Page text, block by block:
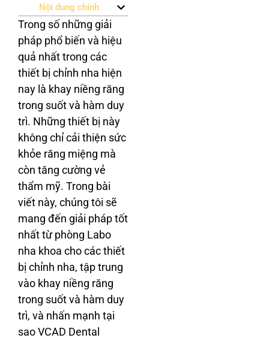
Nội dung chính
Trong số những giải
pháp phổ biến và hiệu
quả nhất trong các
thiết bị chỉnh nha hiện
nay là khay niềng răng
trong suốt và hàm duy
trì. Những thiết bị này
không chỉ cải thiện sức
khỏe răng miệng mà
còn tăng cường vẻ
thẩm mỹ. Trong bài
viết này, chúng tôi sẽ
mang đến giải pháp tốt
nhất từ phòng Labo
nha khoa cho các thiết
bị chỉnh nha, tập trung
vào khay niềng răng
trong suốt và hàm duy
trì, và nhấn mạnh tại
sao VCAD Dental